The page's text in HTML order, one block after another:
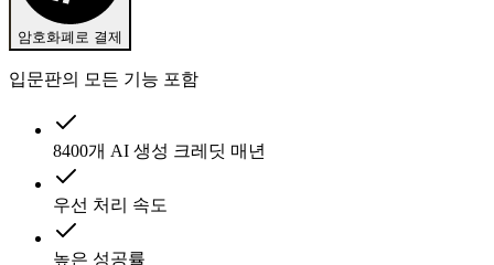
암호화폐로 결제
입문판의 모든 기능 포함
8400개 AI 생성 크레딧 매년
우선 처리 속도
높은 성공률